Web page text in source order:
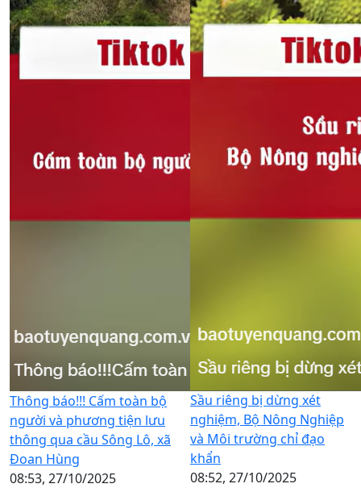
Thông báo!!! Cấm toàn bộ
người và phương tiện lưu
thông qua cầu Sông Lô, xã
Đoan Hùng
08:53, 27/10/2025
Sầu riêng bị dừng xét
nghiệm, Bộ Nông Nghiệp
và Môi trường chỉ đạo
khẩn
08:52, 27/10/2025